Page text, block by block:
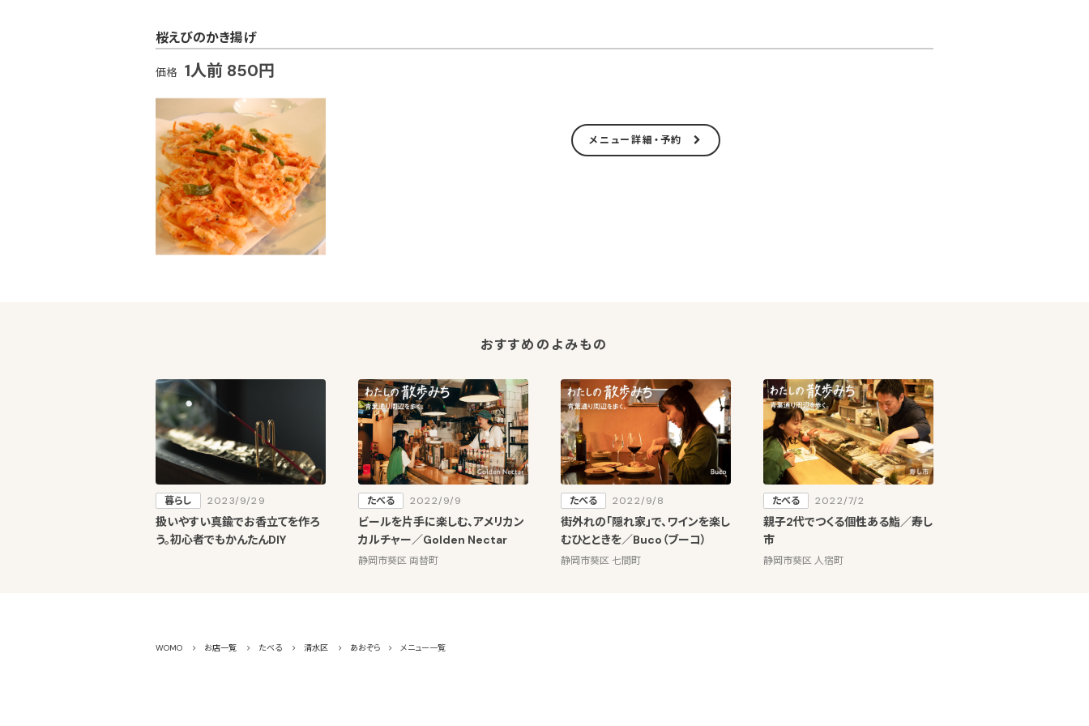
桜えびのかき揚げ
価格 1人前 850円
メニュー詳細・予約
おすすめのよみもの
暮らし 2023/9/29
扱いやすい真鍮でお香立てを作ろ
う。初心者でもかんたんDIY
たべる 2022/9/9
ビールを片手に楽しむ、アメリカン
カルチャー／Golden Nectar
静岡市葵区 両替町
たべる 2022/9/8
街外れの「隠れ家」で、ワインを楽し
むひとときを／Buco（ブーコ）
静岡市葵区 七間町
たべる 2022/7/2
親子2代でつくる個性ある鮨／寿し
市
静岡市葵区 人宿町
WOMO お店一覧 たべる 清水区 あおぞら メニュー一覧